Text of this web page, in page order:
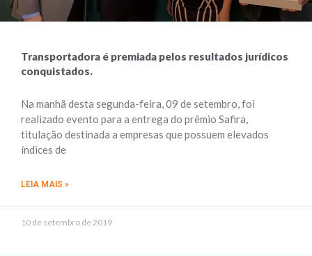
Transportadora é premiada pelos resultados jurídicos
conquistados.
Na manhã desta segunda-feira, 09 de setembro, foi
realizado evento para a entrega do prêmio Safira,
titulação destinada a empresas que possuem elevados
índices de
LEIA MAIS »
10 de setembro de 2019